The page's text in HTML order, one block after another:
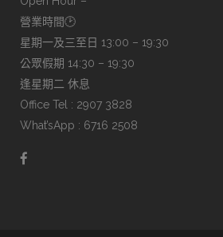
營業時間🕑
星期一及三至日 13:00 – 19:30
公眾假期 14:30 – 19:30
逢星期二 休息
Office Tel : 2907 3828
What’sApp : 6716 2508